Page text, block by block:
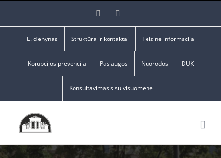
Facebook
E. dienynas Struktūra ir kontaktai Teisinė informacija
Korupcijos prevencija Paslaugos Nuorodos DUK
Konsultavimasis su visuomene